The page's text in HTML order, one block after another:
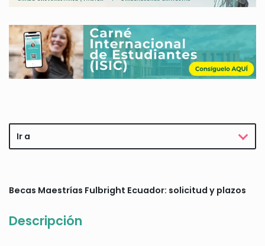
Ir a
Becas Maestrías Fulbright Ecuador: solicitud y plazos
Descripción